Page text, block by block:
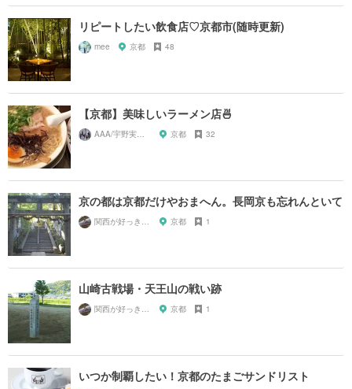
リピートしたい飲食店♡京都市(随時更新)
mee 京都 48
【京都】美味しいラーメン店🍜
京都 32
京の都は京都だけやおまへん。長岡京も忘れんといて
京都 1
山崎古戦場・天王山の戦い跡
京都 1
いつか制覇したい！京都のたまごサンドリスト